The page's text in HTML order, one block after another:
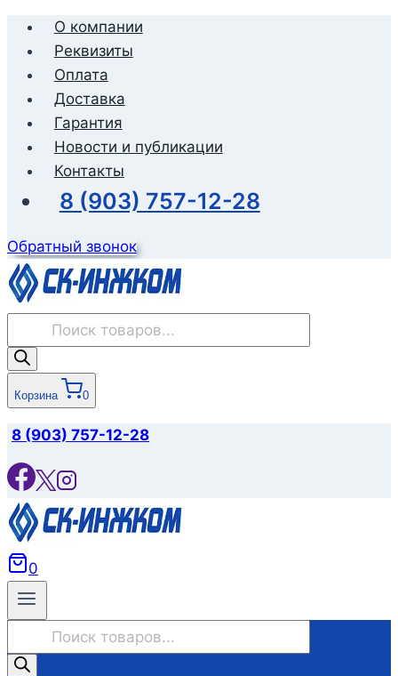
Перейти
содержимому
О компании
Реквизиты
Оплата
Доставка
Гарантия
Новости и публикации
Контакты
8 (903) 757-12-28
Обратный звонок
товаров
Корзина 0
8 (903) 757-12-28
0
товаров